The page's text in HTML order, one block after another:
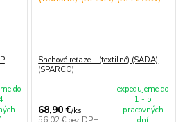
do
Snehové reťaze L (textilné) (SADA)
(SPARCO)
68,90 €/ks
56,02 € bez DPH
expedujeme do
1 - 5
pracovných
dní